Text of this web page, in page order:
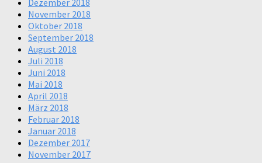
Dezember 2018
November 2018
Oktober 2018
September 2018
August 2018
Juli 2018
Juni 2018
Mai 2018
April 2018
März 2018
Februar 2018
Januar 2018
Dezember 2017
November 2017